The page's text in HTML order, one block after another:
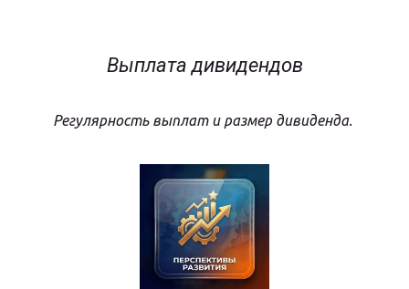
Выплата дивидендов
Регулярность выплат и размер дивиденда.